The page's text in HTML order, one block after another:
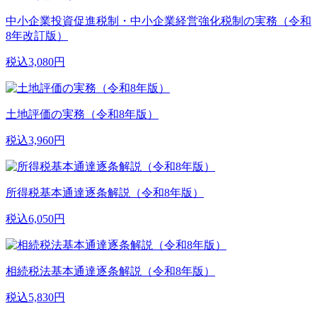
中小企業投資促進税制・中小企業経営強化税制の実務（令和
8年改訂版）
税込3,080円
土地評価の実務（令和8年版）
税込3,960円
所得税基本通達逐条解説（令和8年版）
税込6,050円
相続税法基本通達逐条解説（令和8年版）
税込5,830円